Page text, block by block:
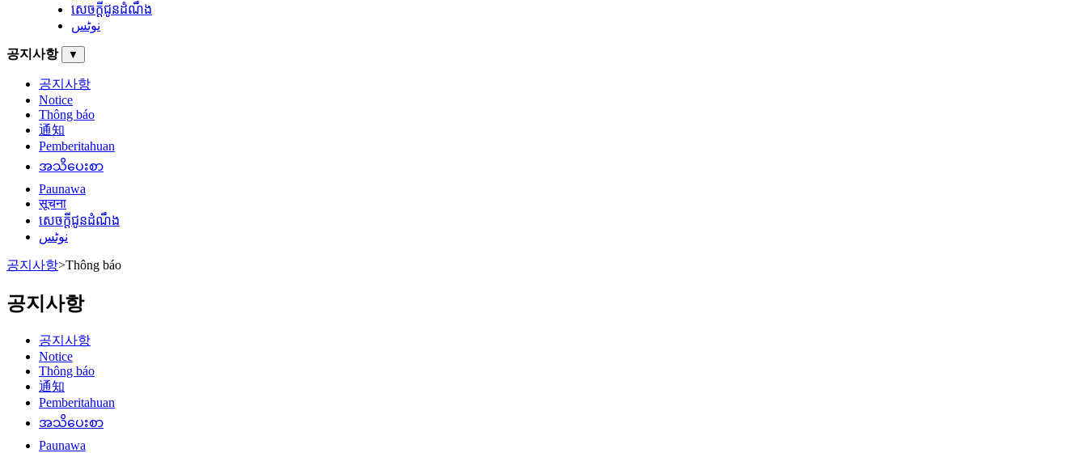
សេចក្តីជូនដំណឹង
نوٹس
공지사항 ▼
공지사항
Notice
Thông báo
通知
Pemberitahuan
အသိပေးစာ
Paunawa
सूचना
សេចក្តីជូនដំណឹង
نوٹس
공지사항>Thông báo
공지사항
공지사항
Notice
Thông báo
通知
Pemberitahuan
အသိပေးစာ
Paunawa